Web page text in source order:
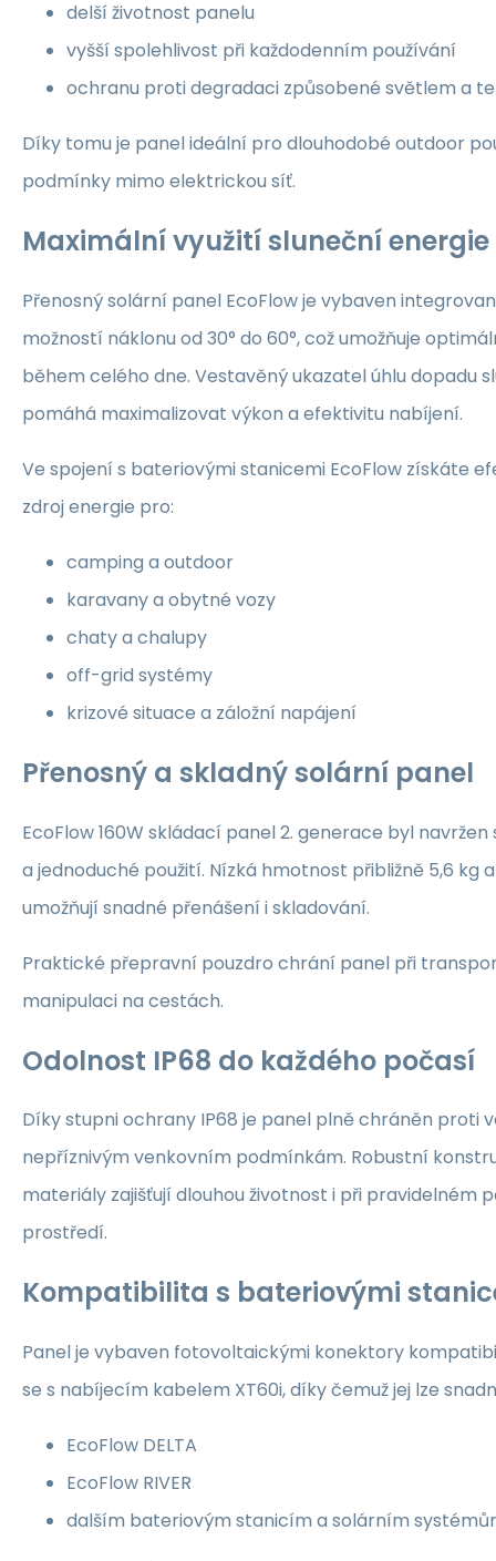
delší životnost panelu
vyšší spolehlivost při každodenním používání
ochranu proti degradaci způsobené světlem a
Díky tomu je panel ideální pro dlouhodobé outdoor
podmínky mimo elektrickou síť.
Maximální využití sluneční energie
Přenosný solární panel EcoFlow je vybaven
možností náklonu od 30° do 60°, což umožňuje
během celého dne. Vestavěný ukazatel úhlu dopadu
pomáhá maximalizovat výkon a efektivitu nabíjení.
Ve spojení s bateriovými stanicemi EcoFlow získáte
zdroj energie pro:
camping a outdoor
karavany a obytné vozy
chaty a chalupy
off-grid systémy
krizové situace a záložní napájení
Přenosný a skladný solární panel
EcoFlow 160W skládací panel 2. generace byl
a jednoduché použití. Nízká hmotnost přibližně 5,6 kg
umožňují snadné přenášení i skladování.
Praktické přepravní pouzdro chrání panel při
manipulaci na cestách.
Odolnost IP68 do každého počasí
Díky stupni ochrany IP68 je panel plně chráněn proti
nepříznivým venkovním podmínkám. Robustní
materiály zajišťují dlouhou životnost i při pravidelném
prostředí.
Kompatibilita s bateriovými
Panel je vybaven fotovoltaickými konektory
se s nabíjecím kabelem XT60i, díky čemuž jej lze
EcoFlow DELTA
EcoFlow RIVER
dalším bateriovým stanicím a solárním